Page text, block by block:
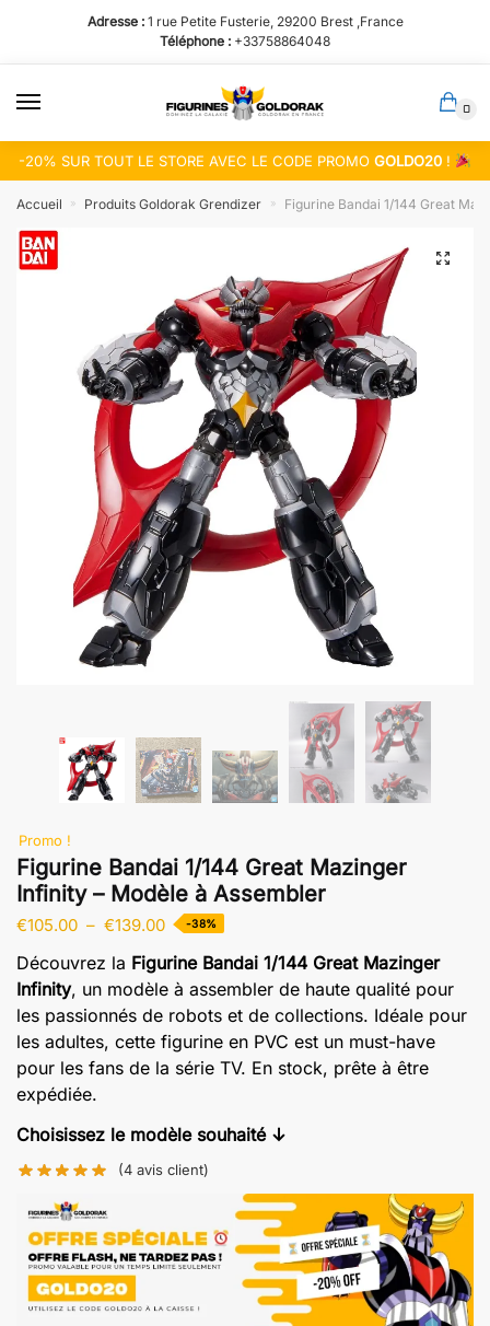
la
navigation
contenu
Adresse : 1 rue Petite Fusterie, 29200 Brest ,France
Téléphone : +33758864048
0
-20% SUR TOUT LE STORE AVEC LE CODE PROMOGOLDO20 !
Accueil » Produits Goldorak Grendizer » Figurine Bandai 1/144 Great
Promo !
Figurine Bandai 1/144 Great Mazinger
Infinity – Modèle à Assembler
€105.00 – €139.00Plage
prix :
€105.00
à
€139.00
-38%
Découvrez la Figurine Bandai 1/144 Great Mazinger
Infinity, un modèle à assembler de haute qualité pour
les passionnés de robots et de collections. Idéale pour
les adultes, cette figurine en PVC est un must-have
pour les fans de la série TV. En stock, prête à être
expédiée.
Choisissez le modèle souhaité ↓
(4 avis client)